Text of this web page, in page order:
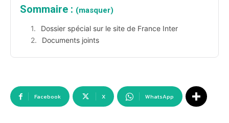
Sommaire : (masquer)
Dossier spécial sur le site de France Inter
Documents joints
Facebook X WhatsApp